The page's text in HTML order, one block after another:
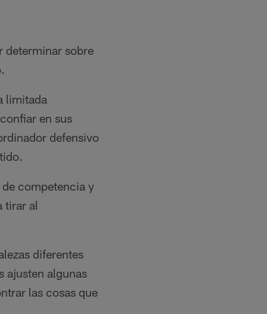
determinar sobre
limitada
en sus
defensivo
de competencia y
tirar al
diferentes
ajusten algunas
las cosas que